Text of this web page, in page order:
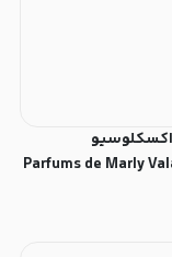
اکسکلوسیو